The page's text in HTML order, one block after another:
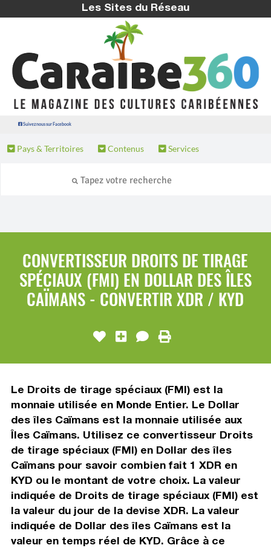
Les Sites du Réseau
Suivez nous sur Facebook
Pays & Territoires Contenus Services
CONVERTISSEUR DROITS DE TIRAGE
SPÉCIAUX (FMI) EN DOLLAR DES ÎLES
CAÏMANS - CONVERTIR XDR / KYD
Le Droits de tirage spéciaux (FMI) est la
monnaie utilisée en Monde Entier. Le Dollar
des îles Caïmans est la monnaie utilisée aux
Îles Caïmans. Utilisez ce convertisseur Droits
de tirage spéciaux (FMI) en Dollar des îles
Caïmans pour savoir combien fait 1 XDR en
KYD ou le montant de votre choix. La valeur
indiquée de Droits de tirage spéciaux (FMI) est
la valeur du jour de la devise XDR. La valeur
indiquée de Dollar des îles Caïmans est la
valeur en temps réel de KYD. Grâce à ce